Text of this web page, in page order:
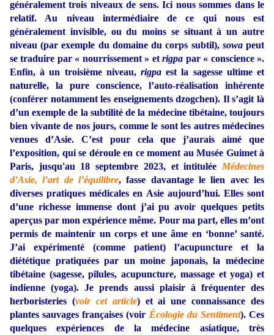
généralement trois niveaux de sens. Ici nous sommes dans le
relatif. Au niveau intermédiaire de ce qui nous est
généralement invisible, ou du moins se situant à un autre
niveau (par exemple du domaine du corps subtil), sowapeut
se traduire par « nourrissement » etrigpa par « conscience ».
Enfin, à un troisième niveau, rigpa est la sagesse ultime et
naturelle, la pure conscience, l’auto-réalisation inhérente
(conférer notamment les enseignements dzogchen). Il s’agit là
d’un exemple de la subtilité de la médecine tibétaine, toujours
bien vivante de nos jours, comme le sont les autres médecines
venues d’Asie. C’est pour cela que j’aurais aimé que
l’exposition, qui se déroule en ce moment au Musée Guimet à
Paris, jusqu'au 18 septembre 2023, et intitulée Médecines
d’Asie, l’art de l’équilibre, fasse davantage le lien avec les
diverses pratiques médicales en Asie aujourd’hui. Elles sont
d’une richesse immense dont j’ai pu avoir quelques petits
aperçus par mon expérience même. Pour ma part, elles m’ont
permis de maintenir un corps et une âme en ‘bonne’ santé.
J’ai expérimenté (comme patient) l’acupuncture et la
diététique pratiquées par un moine japonais, la médecine
tibétaine (sagesse, pilules, acupuncture, massage et yoga) et
indienne (yoga). Je prends aussi plaisir à fréquenter des
herboristeries (voir cet article) et ai une connaissance des
plantes sauvages françaises (voir Écologie du Sentiment). Ces
quelques expériences de la médecine asiatique, très